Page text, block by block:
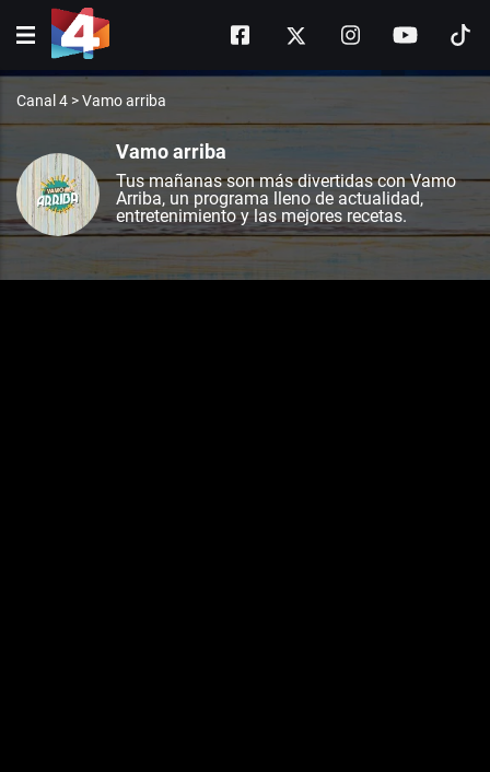
Canal 4 >Vamo arriba
Vamo arriba
Tus mañanas son más divertidas con Vamo
Arriba, un programa lleno de actualidad,
entretenimiento y las mejores recetas.